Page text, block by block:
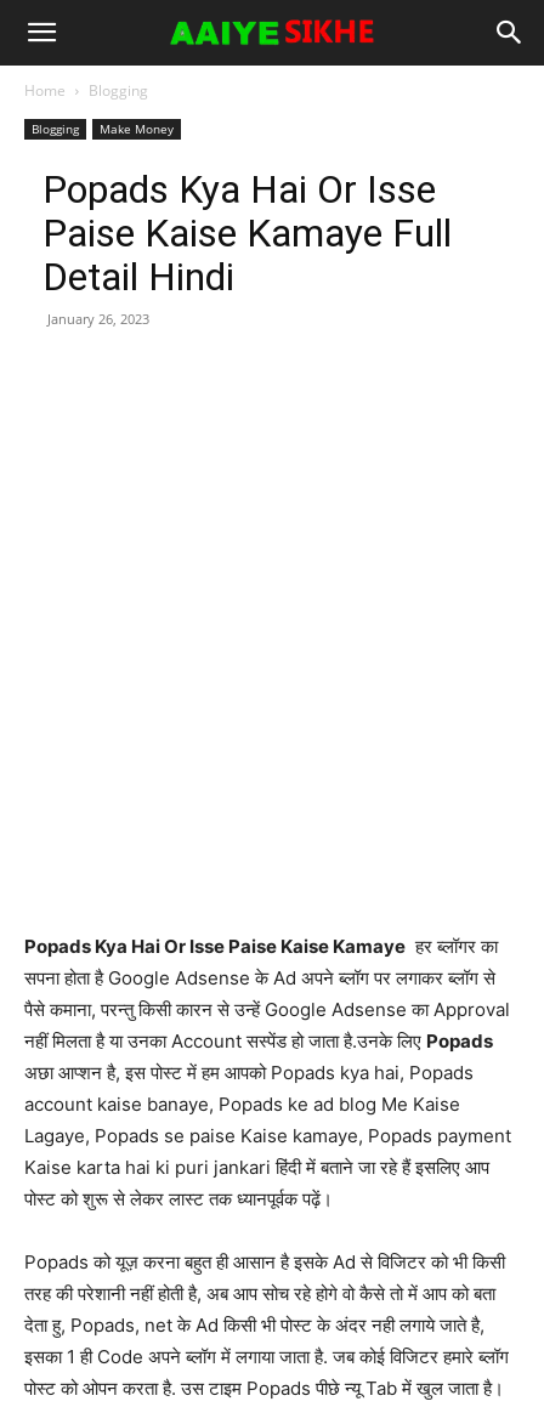
Home Blogging
Blogging Make Money
Popads Kya Hai Or Isse
Paise Kaise Kamaye Full
Detail Hindi
January 26, 2023
Popads Kya Hai Or Isse Paise Kaise Kamaye हर ब्लॉगर का
सपना होता है Google Adsense के Ad अपने ब्लॉग पर लगाकर ब्लॉग से
पैसे कमाना, परन्तु किसी कारन से उन्हें Google Adsense का Approval
नहीं मिलता है या उनका Account सस्पेंड हो जाता है.उनके लिए Popads
अछा आप्शन है, इस पोस्ट में हम आपको Popads kya hai, Popads
account kaise banaye, Popads ke ad blog Me Kaise
Lagaye, Popads se paise Kaise kamaye, Popads payment
Kaise karta hai ki puri jankari हिंदी में बताने जा रहे हैं इसलिए आप
पोस्ट को शुरू से लेकर लास्ट तक ध्यानपूर्वक पढ़ें।
Popads को यूज़ करना बहुत ही आसान है इसके Ad से विजिटर को भी किसी
तरह की परेशानी नहीं होती है, अब आप सोच रहे होगे वो कैसे तो में आप को बता
देता हु, Popads, net के Ad किसी भी पोस्ट के अंदर नही लगाये जाते है,
इसका 1 ही Code अपने ब्लॉग में लगाया जाता है. जब कोई विजिटर हमारे ब्लॉग
पोस्ट को ओपन करता है. उस टाइम Popads पीछे न्यू Tab में खुल जाता है।